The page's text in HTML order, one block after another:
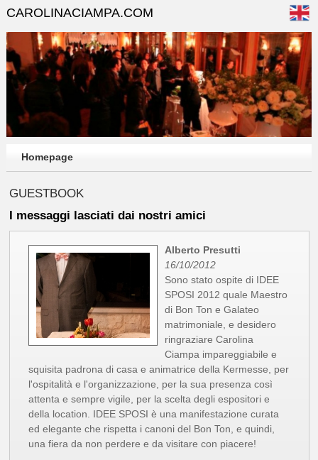
CAROLINACIAMPA.COM
Homepage
GUESTBOOK
I messaggi lasciati dai nostri amici
Alberto Presutti
16/10/2012
Sono stato ospite di IDEE
SPOSI 2012 quale Maestro
di Bon Ton e Galateo
matrimoniale, e desidero
ringraziare Carolina
Ciampa impareggiabile e
squisita padrona di casa e animatrice della Kermesse, per
l'ospitalità e l'organizzazione, per la sua presenza così
attenta e sempre vigile, per la scelta degli espositori e
della location. IDEE SPOSI è una manifestazione curata
ed elegante che rispetta i canoni del Bon Ton, e quindi,
una fiera da non perdere e da visitare con piacere!